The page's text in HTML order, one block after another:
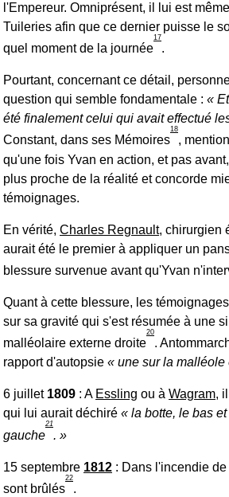
l'Empereur. Omniprésent, il lui est
Tuileries afin que ce dernier puisse le
quel moment de la journée
17
.
Pourtant, concernant ce détail,
question qui semble fondamentale :
été finalement celui qui avait effectué
Constant, dans ses Mémoires
18
,
qu'une fois Yvan en action, et pas
plus proche de la réalité et concorde
témoignages.
En vérité, Charles Regnault, chirurgien
aurait été le premier à appliquer un
blessure survenue avant qu'Yvan
Quant à cette blessure, les
sur sa gravité qui s'est résumée à une
malléolaire externe droite
20
.
rapport d'autopsie
une sur la malléole
6 juillet1809 : A Essling ou à Wagram,
qui lui aurait déchiré
la botte, le bas
gauche
21
.
15 septembre 1812 : Dans l'incendie
sont brûlés
22
.